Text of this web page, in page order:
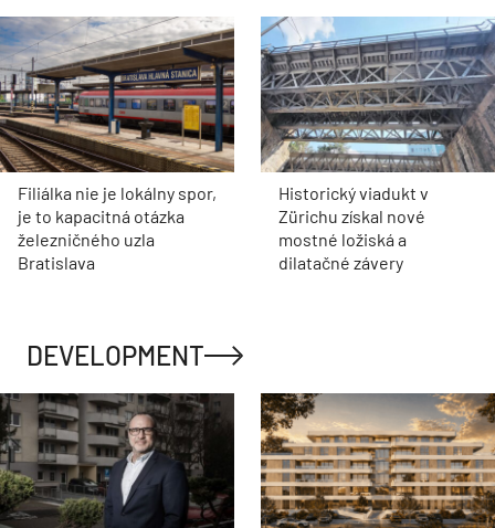
Filiálka nie je lokálny spor,
je to kapacitná otázka
železničného uzla
Bratislava
Historický viadukt v
Zürichu získal nové
mostné ložiská a
dilatačné závery
DEVELOPMENT